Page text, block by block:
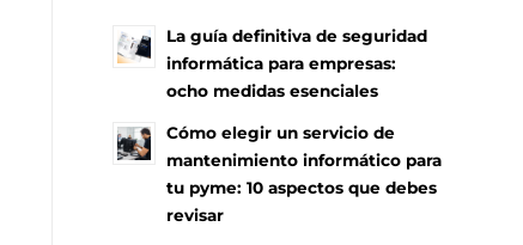
La guía definitiva de seguridad
informática para empresas:
ocho medidas esenciales
Cómo elegir un servicio de
mantenimiento informático para
tu pyme: 10 aspectos que debes
revisar